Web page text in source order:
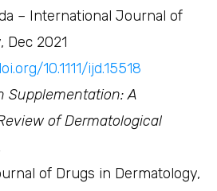
– International Journal of
Dec 2021
10.1111/ijd.15518
Supplementation: A
of Dermatological
of Drugs in Dermatology,